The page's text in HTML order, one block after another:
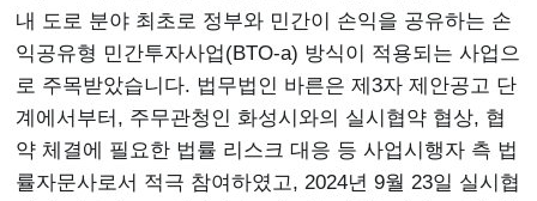
내 도로 분야 최초로 정부와 민간이 손익을 공유하는 손
익공유형 민간투자사업(BTO-a) 방식이 적용되는 사업으
로 주목받았습니다. 법무법인 바른은 제3자 제안공고 단
계에서부터, 주무관청인 화성시와의 실시협약 협상, 협
약 체결에 필요한 법률 리스크 대응 등 사업시행자 측 법
률자문사로서 적극 참여하였고, 2024년 9월 23일 실시협